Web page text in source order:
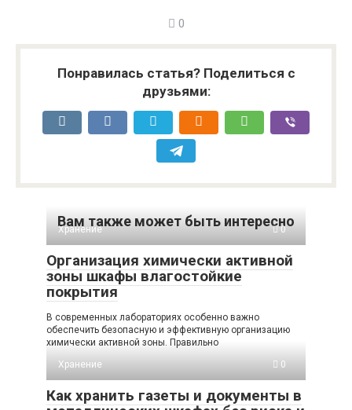
0
Понравилась статья? Поделиться с
друзьями:
Вам также может быть интересно
Хранение 0
Организация химически активной
зоны шкафы влагостойкие
покрытия
В современных лабораториях особенно важно
обеспечить безопасную и эффективную организацию
химически активной зоны. Правильно
Хранение
0
Как хранить газеты и документы в